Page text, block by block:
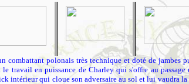
combattant polonais très technique et doté de jambes
travail en puissance de Charley qui s'offre au
intérieur qui cloue son adversaire au sol et lui vaudra